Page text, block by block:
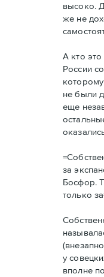
высоко.
же не
А кто
России
не были
еще
за
Босфор.
только
у
вполне